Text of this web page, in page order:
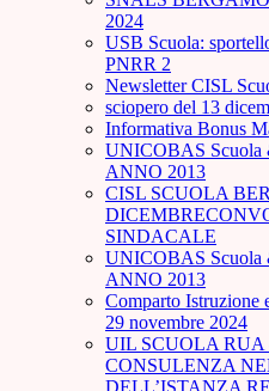
2024
USB Scuola:
PNRR 2
Newsletter CISL
sciopero del 13
Informativa Bonus
UNICOBAS Scuola
ANNO 2013
CISL SCUOLA
SINDACALE
UNICOBAS Scuola
ANNO 2013
Comparto Istruzione
29 novembre 2024
UIL SCUOLA RUA
CONSULENZA